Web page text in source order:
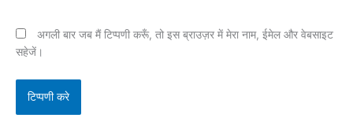
अगली बार जब मैं टिप्पणी करूँ, तो इस ब्राउज़र में मेरा नाम, ईमेल और वेबसाइट
सहेजें।